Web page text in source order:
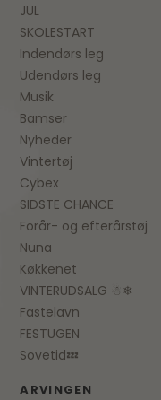
JUL
SKOLESTART
Indendørs leg
Udendørs leg
Musik
Bamser
Nyheder
Vintertøj
Cybex
SIDSTE CHANCE
Forår- og efterårstøj
Nuna
Køkkenet
VINTERUDSALG ☃❄
Fastelavn
FESTUGEN
Sovetid💤
ARVINGEN